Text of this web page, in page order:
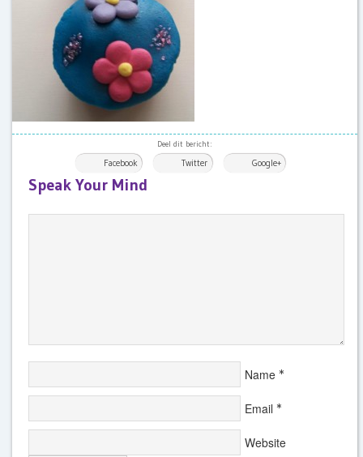
Deel dit bericht:
Facebook Twitter Google+
Speak Your Mind
Name *
Email *
Website